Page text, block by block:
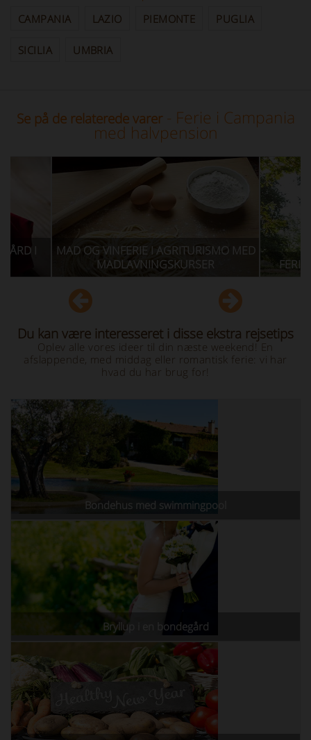
CAMPANIA LAZIO PIEMONTE PUGLIA
SICILIA UMBRIA
Se på de relaterede varer- Ferie i Campania
med halvpension
OG VINFERIE I AGRITURISMO MED
MADLAVNINGSKURSER
FERIE I ITALIEN I EN
Du kan være interesseret i disse ekstra rejsetips
Oplev alle vores ideer til din næste weekend! En
afslappende, med middag eller romantisk ferie: vi har
hvad du har brug for!
Bondehus med swimmingpool
Bryllup i en bondegård